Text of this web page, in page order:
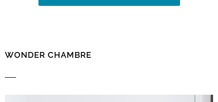
WONDER CHAMBRE